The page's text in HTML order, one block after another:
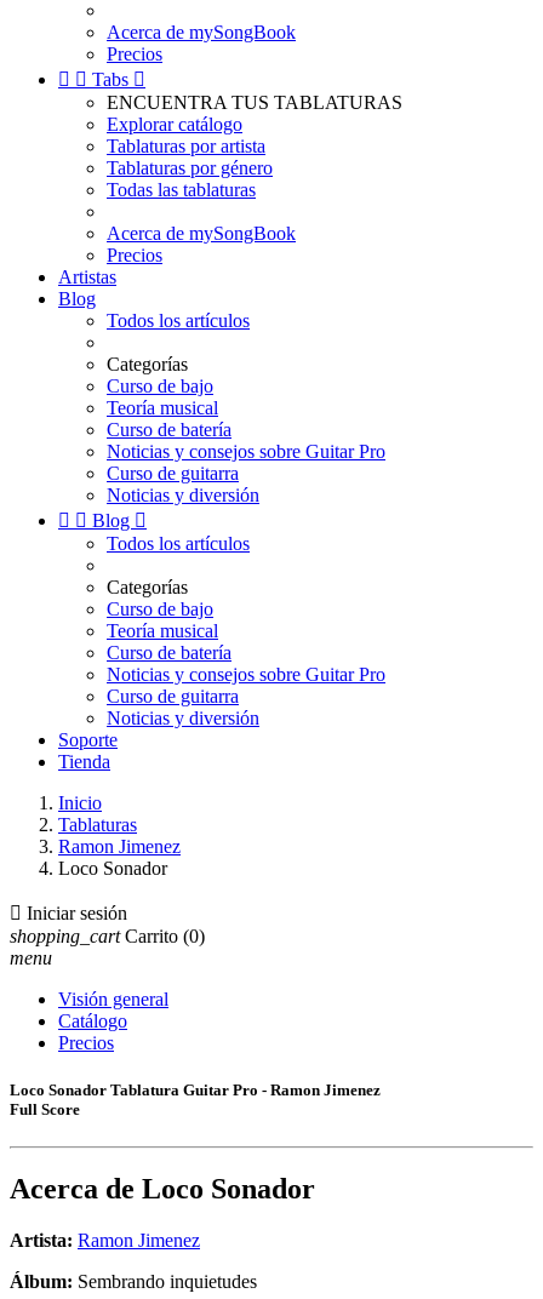
Acerca de mySongBook
Precios
  Tabs 
ENCUENTRA TUS TABLATURAS
Explorar catálogo
Tablaturas por artista
Tablaturas por género
Todas las tablaturas
Acerca de mySongBook
Precios
Artistas
Blog
Todos los artículos
Categorías
Curso de bajo
Teoría musical
Curso de batería
Noticias y consejos sobre Guitar Pro
Curso de guitarra
Noticias y diversión
  Blog 
Todos los artículos
Categorías
Curso de bajo
Teoría musical
Curso de batería
Noticias y consejos sobre Guitar Pro
Curso de guitarra
Noticias y diversión
Soporte
Tienda
Inicio
Tablaturas
Ramon Jimenez
Loco Sonador
 Iniciar sesión
shopping_cart Carrito (0)
menu
Visión general
Catálogo
Precios
Loco Sonador Tablatura Guitar Pro - Ramon Jimenez
Full Score
Acerca de Loco Sonador
Artista: Ramon Jimenez
Álbum: Sembrando inquietudes